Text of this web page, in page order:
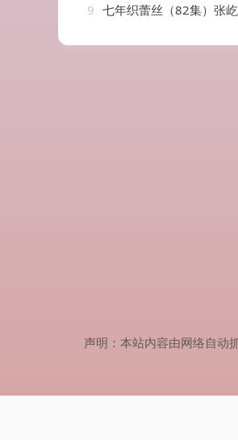
9 七年织蕾丝（82集）张
声明：本站内容由网络自动